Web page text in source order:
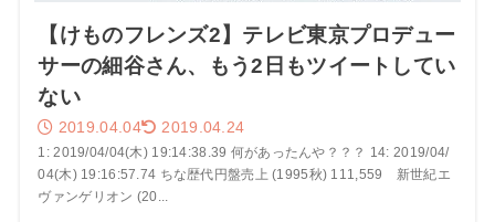
【けものフレンズ2】テレビ東京プロデュー
サーの細谷さん、もう2日もツイートしてい
ない
2019.04.04 2019.04.24
1: 2019/04/04(木) 19:14:38.39 何があったんや？？？ 14: 2019/04/
04(木) 19:16:57.74 ちな歴代円盤売上 (1995秋) 111,559 新世紀エ
ヴァンゲリオン (20...